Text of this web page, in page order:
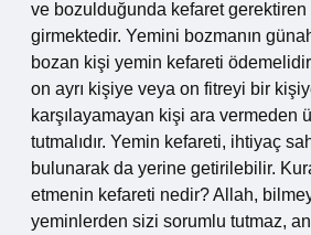
ve bozulduğunda kefaret gerektiren
girmektedir. Yemini bozmanın
bozan kişi yemin kefareti
on ayrı kişiye veya on fitreyi bir
karşılayamayan kişi ara vermeden
tutmalıdır. Yemin kefareti, ihtiyaç
bulunarak da yerine getirilebilir.
etmenin kefareti nedir? Allah,
yeminlerden sizi sorumlu tutmaz,